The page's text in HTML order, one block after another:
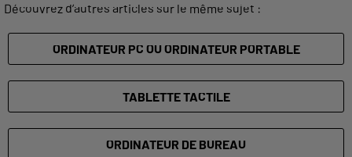
Découvrez d’autres articles sur le même sujet :
ORDINATEUR PC OU ORDINATEUR PORTABLE
TABLETTE TACTILE
ORDINATEUR DE BUREAU